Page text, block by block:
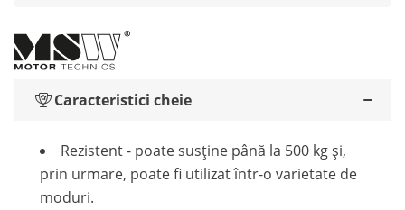
Caracteristici cheie
Rezistent - poate susține până la 500 kg și,
prin urmare, poate fi utilizat într-o varietate de
moduri.